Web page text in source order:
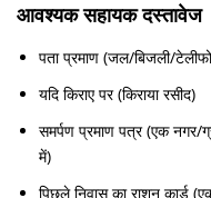
आवश्यक सहायक दस्तावेज
पता प्रमाण (जल/बिजली/
यदि किराए पर (किराया रसीद)
समर्पण प्रमाण पत्र (एक नगर/
में)
पिछले निवास का राशन कार्ड